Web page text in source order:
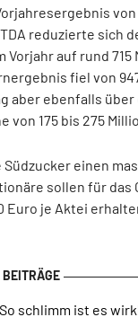
von
reduzierte sich
Vorjahr auf rund 715
fiel von
aber ebenfalls
von 175 bis 275
einen
sollen für das
Euro je Aktei
schlimm ist es